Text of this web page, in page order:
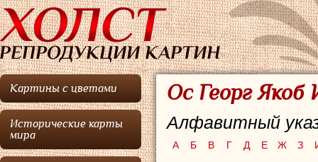
Картины с цветами
Исторические карты
мира
Ос Георг Якоб
Алфавитный
А Б В Г Д Е Ж З